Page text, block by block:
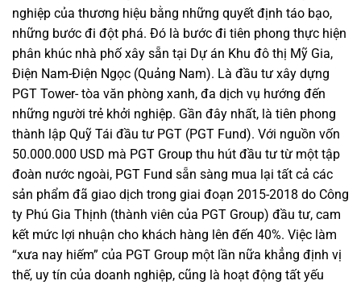
nghiệp của thương hiệu bằng những quyết định táo bạo,
những bước đi đột phá. Đó là bước đi tiên phong thực hiện
phân khúc nhà phố xây sẵn tại Dự án Khu đô thị Mỹ Gia,
Điện Nam-Điện Ngọc (Quảng Nam). Là đầu tư xây dựng
PGT Tower- tòa văn phòng xanh, đa dịch vụ hướng đến
những người trẻ khởi nghiệp. Gần đây nhất, là tiên phong
thành lập Quỹ Tái đầu tư PGT (PGT Fund). Với nguồn vốn
50.000.000 USD mà PGT Group thu hút đầu tư từ một tập
đoàn nước ngoài, PGT Fund sẵn sàng mua lại tất cả các
sản phẩm đã giao dịch trong giai đoạn 2015-2018 do Công
ty Phú Gia Thịnh (thành viên của PGT Group) đầu tư, cam
kết mức lợi nhuận cho khách hàng lên đến 40%. Việc làm
“xưa nay hiếm” của PGT Group một lần nữa khẳng định vị
thế, uy tín của doanh nghiệp, cũng là hoạt động tất yếu